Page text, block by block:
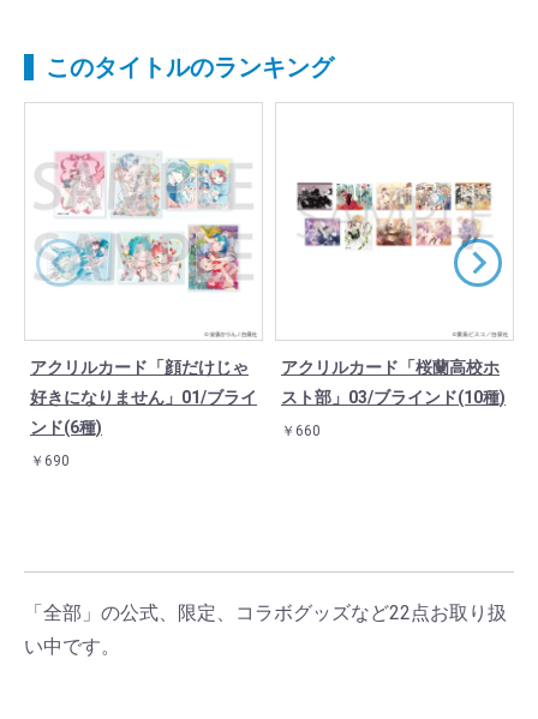
このタイトルのランキング
アクリルカード「顔だけじゃ
好きになりません」01/ブライ
ンド(6種)
￥690
アクリルカード「桜蘭高校ホ
スト部」03/ブラインド(10種)
￥660
「全部」の公式、限定、コラボグッズなど22点お取り扱
い中です。